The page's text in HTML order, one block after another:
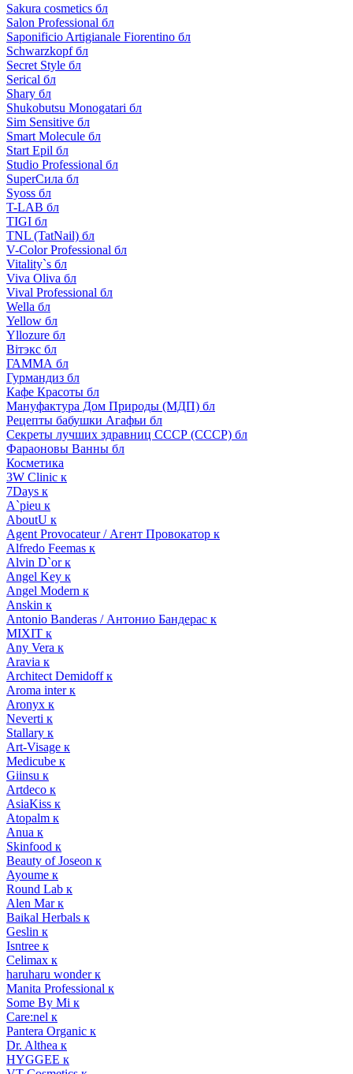
Sakura cosmetics бл
Salon Professional бл
Saponificio Artigianale Fiorentino бл
Schwarzkopf бл
Secret Style бл
Serical бл
Shary бл
Shukobutsu Monogatari бл
Sim Sensitive бл
Smart Molecule бл
Start Epil бл
Studio Professional бл
SuperСила бл
Syoss бл
T-LAB бл
TIGI бл
TNL (TatNail) бл
V-Color Professional бл
Vitality`s бл
Viva Oliva бл
Vival Professional бл
Wella бл
Yellow бл
Yllozure бл
Вiтэкс бл
ГАММА бл
Гурмандиз бл
Кафе Красоты бл
Мануфактура Дом Природы (МДП) бл
Рецепты бабушки Агафьи бл
Секреты лучших здравниц СССР (СССР) бл
Фараоновы Ванны бл
Косметика
3W Clinic к
7Days к
A`pieu к
AboutU к
Agent Provocateur / Агент Провокатор к
Alfredo Feemas к
Alvin D`or к
Angel Key к
Angel Modern к
Anskin к
Antonio Banderas / Антонио Бандерас к
MIXIT к
Any Vera к
Aravia к
Architect Demidoff к
Aroma inter к
Aronyx к
Neverti к
Stallary к
Art-Visage к
Medicube к
Giinsu к
Artdeco к
AsiaKiss к
Atopalm к
Anua к
Skinfood к
Beauty of Joseon к
Ayoume к
Round Lab к
Alen Mar к
Baikal Herbals к
Geslin к
Isntree к
Celimax к
haruharu wonder к
Manita Professional к
Some By Mi к
Care:nel к
Pantera Organic к
Dr. Althea к
HYGGEE к